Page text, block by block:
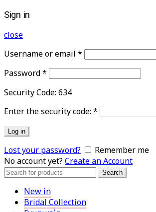
Sign in
close
Username or email *
Password*
Security Code: 634
Enter the security code: *
Log in
Lost your password?
Remember me
No account yet? Create an Account
Search
Search
New in
Bridal Collection